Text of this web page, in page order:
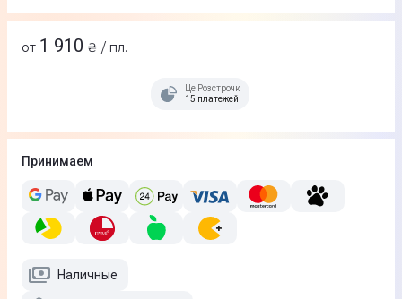
от 1 910 ₴ / пл.
Це Розстрочка
15 платежей
Принимаем
Наличные